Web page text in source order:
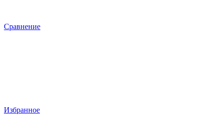
Сравнение
Избранное